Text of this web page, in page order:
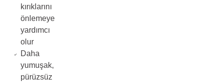
kırıklarını
önlemeye
yardımcı
olur
Daha
yumuşak,
pürüzsüz